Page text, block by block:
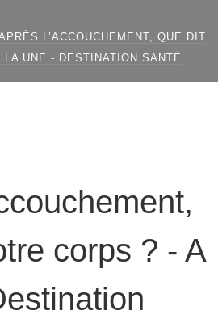
L’ACCOUCHEMENT, QUE DIT
UNE - DESTINATION SANTÉ
corps ? - A